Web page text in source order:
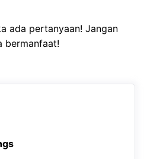
ada pertanyaan! Jangan
bermanfaat!